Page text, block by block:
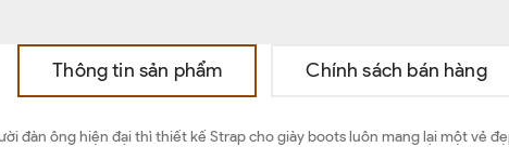
Thông tin sản phẩm Chính sách bán hàng
đàn ông hiện đại thì thiết kế Strap cho giày boots luôn mang lại một vẻ